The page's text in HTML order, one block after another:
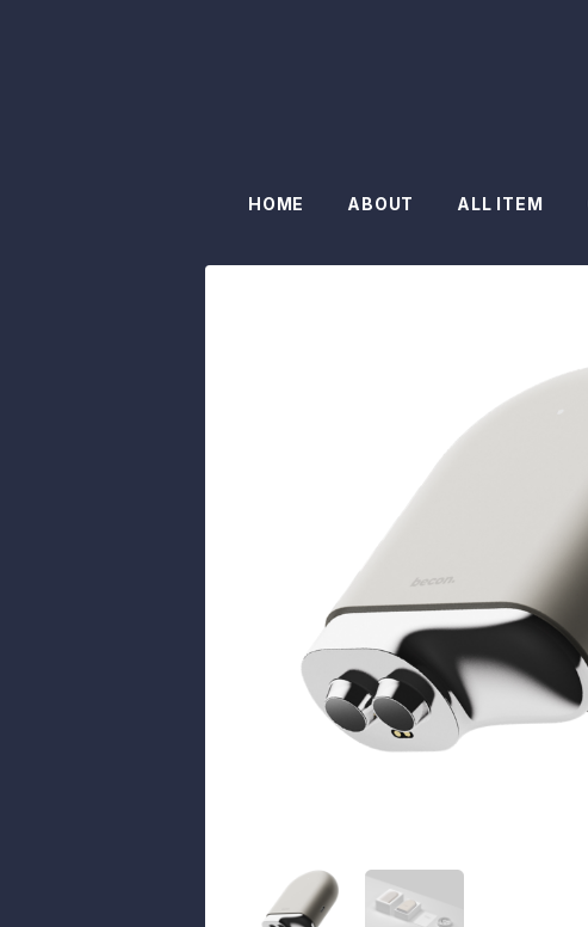
HOME ABOUT ALL ITEM